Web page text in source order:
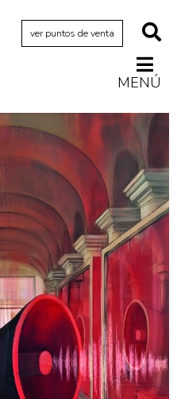
ver puntos de venta
MENÚ
chilena